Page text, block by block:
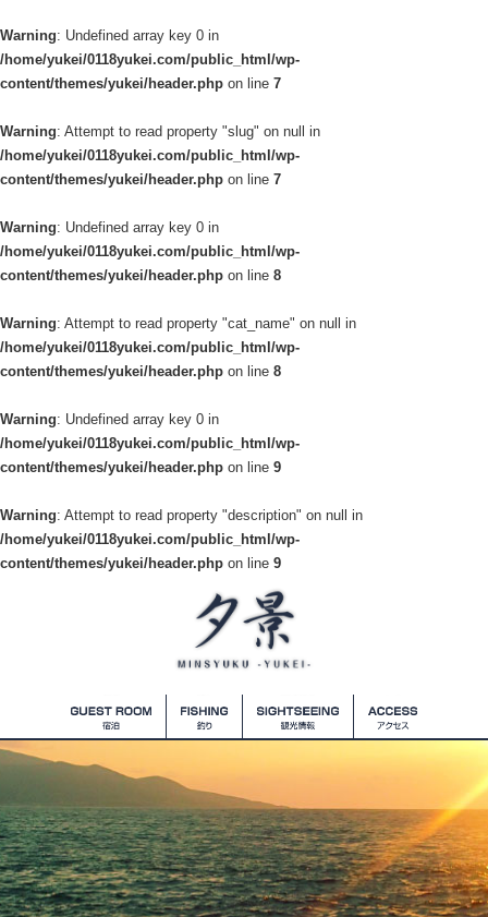
Warning: Undefined array key 0 in
/home/yukei/0118yukei.com/public_html/wp-
content/themes/yukei/header.php on line 7
Warning: Attempt to read property "slug" on null in
/home/yukei/0118yukei.com/public_html/wp-
content/themes/yukei/header.php on line 7
Warning: Undefined array key 0 in
/home/yukei/0118yukei.com/public_html/wp-
content/themes/yukei/header.php on line 8
Warning: Attempt to read property "cat_name" on null in
/home/yukei/0118yukei.com/public_html/wp-
content/themes/yukei/header.php on line 8
Warning: Undefined array key 0 in
/home/yukei/0118yukei.com/public_html/wp-
content/themes/yukei/header.php on line 9
Warning: Attempt to read property "description" on null in
/home/yukei/0118yukei.com/public_html/wp-
content/themes/yukei/header.php on line 9